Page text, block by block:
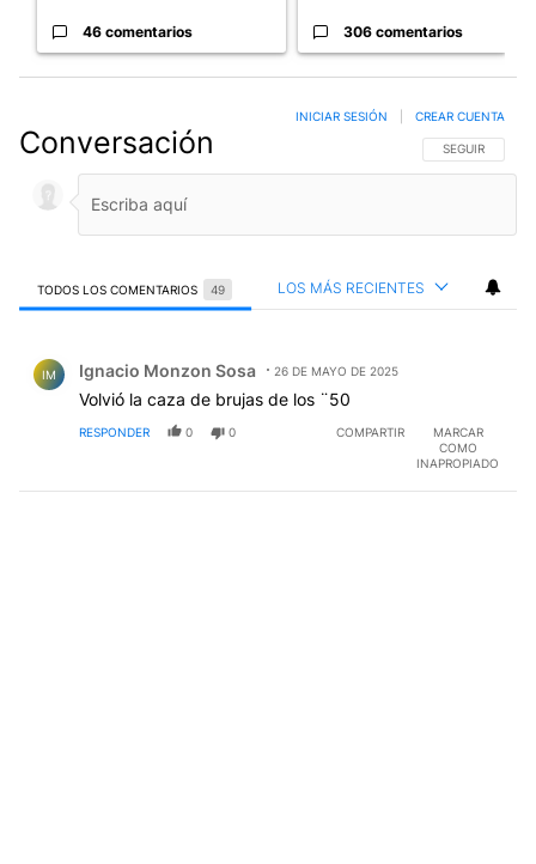
46 comentarios 306 comentarios
Conversación SIGA ESTA
SEGUIR
INICIAR SESIÓN CREAR CUENTA
TODOS LOS COMENTARIOS 49 LOS MÁS RECIENTES
IM Ignacio Monzon Sosa 26 DE MAYO DE 2025
Volvió la caza de brujas de los ¨50
RESPONDER 0 0 COMPARTIR
MARCAR
COMO
INAPROPIADO